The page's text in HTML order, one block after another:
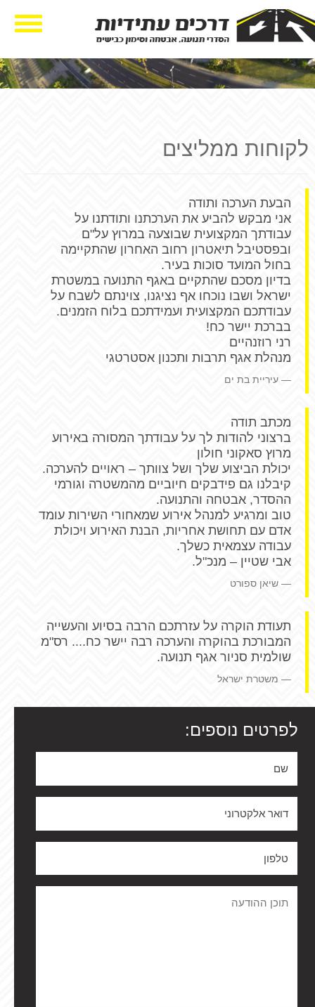
לקוחות ממליצים
הבעת הערכה ותודה
אני מבקש להביע את הערכתנו ותודתנו על
עבודתך המקצועית שבוצעה במרוץ על"ם
ובפסטיבל תיאטרון רחוב האחרון שהתקיימה
בחול המועד סוכות בעיר.
בדיון מסכם שהתקיים באגף התנועה במשטרת
ישראל ושבו נוכחו אף נציגנו, צוינתם לשבח על
עבודתכם המקצועית ועמידתכם בלוח הזמנים.
בברכת יישר כח!
רני רוזנהיים
מנהלת אגף תרבות ותכנון אסטרטגי
עיריית בת ים
מכתב תודה
ברצוני להודות לך על עבודתך המסורה באירוע
מרוץ סאקוני חולון
יכולת הביצוע שלך ושל צוותך – ראויים להערכה.
קיבלנו גם פידבקים חיוביים מהמשטרה וגורמי
ההסדר, אבטחה והתנועה.
טוב ומרגיע למנהל אירוע שמאחורי השירות עומד
אדם עם תחושת אחריות, הבנת האירוע ויכולת
עבודה עצמאית כשלך.
אבי שטיין – מנכ"ל.
שיאן ספורט
תעודת הוקרה על עזרתכם הרבה בסיוע והעשייה
המבורכת בהוקרה והערכה רבה יישר כח.... רס"מ
שולמית סניור אגף תנועה.
משטרת ישראל
לפרטים נוספים: